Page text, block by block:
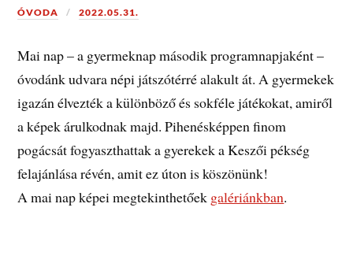
ÓVODA 2022.05.31.
Mai nap – a gyermeknap második programnapjaként –
óvodánk udvara népi játszótérré alakult át. A gyermekek
igazán élvezték a különböző és sokféle játékokat, amiről
a képek árulkodnak majd. Pihenésképpen finom
pogácsát fogyaszthattak a gyerekek a Keszői pékség
felajánlása révén, amit ez úton is köszönünk!
A mai nap képei megtekinthetőek galériánkban.